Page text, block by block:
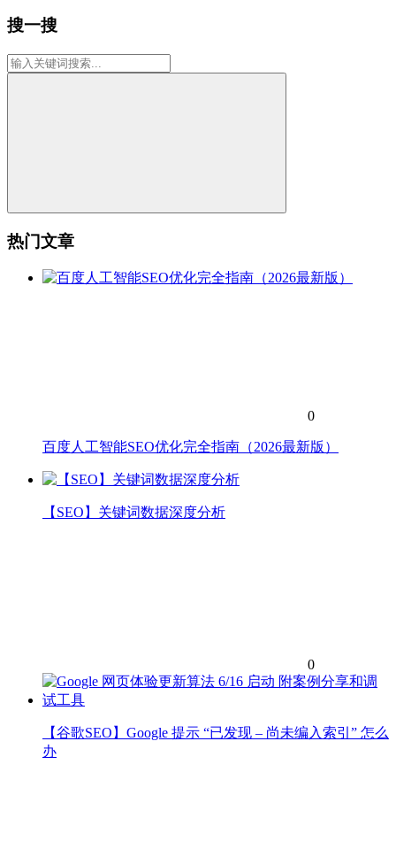
搜一搜
热门文章
0
百度人工智能SEO优化完全指南（2026最新版）
【SEO】关键词数据深度分析
0
【谷歌SEO】Google 提示 “已发现 – 尚未编入索引” 怎么
办